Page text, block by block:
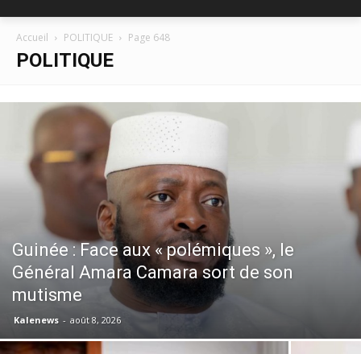
Accueil POLITIQUE Page 648
POLITIQUE
Guinée : Face aux « polémiques », le
Général Amara Camara sort de son
mutisme
Kalenews - août 8, 2026